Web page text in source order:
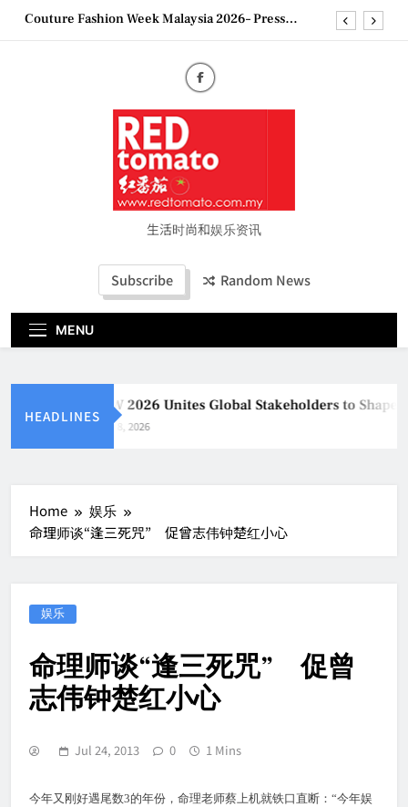
SkipCouture Fashion Week Malaysia 2026– Press
the Future of Business Events
Vietjet Thailand Gears Up for Kuala Lumpur–
Bangkok Service Launch on9 October
Epson reinvents affordable printing with next-
generation EcoTank Series
Couture Fashion Week Malaysia 2026– Press
生活时尚和娱乐资讯
Subscribe Random News
MENU
HEADLINES
MBEW 2026 Unites Global Stakeholders to Shape
Aug 8, 2026
Home
娱乐
命理师谈“逢三死咒” 促曾志伟钟楚红小心
娱乐
命理师谈“逢三死咒” 促曾
志伟钟楚红小心
Jul 24, 2013 0 1 Mins
今年又刚好遇尾数3的年份，命理老师蔡上机就铁口直断：“今年娱